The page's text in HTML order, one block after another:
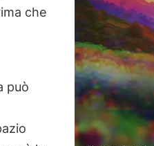
che
può